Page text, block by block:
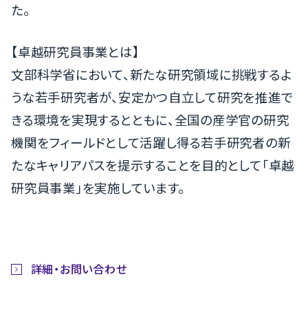
た。
【卓越研究員事業とは】
文部科学省において、新たな研究領域に挑戦するよ
うな若手研究者が、安定かつ自立して研究を推進で
きる環境を実現するとともに、全国の産学官の研究
機関をフィールドとして活躍し得る若手研究者の新
たなキャリアパスを提示することを目的として「卓越
研究員事業」を実施しています。
詳細・お問い合わせ